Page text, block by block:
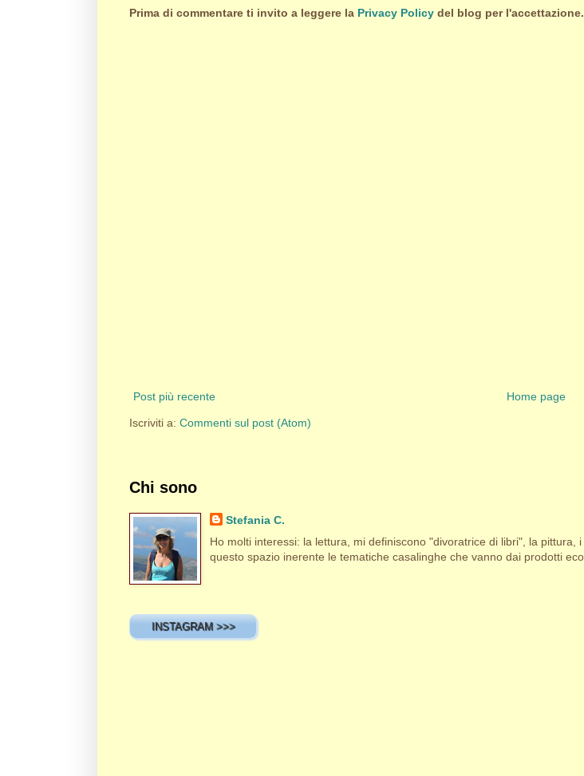
Prima di commentare ti invito a leggere la Privacy Policy del blog per l'accettazione.
Post più recente Home page
Iscriviti a: Commenti sul post (Atom)
Chi sono
Stefania C.
Ho molti interessi: la lettura, mi definiscono "divoratrice di libri", la pittura,
questo spazio inerente le tematiche casalinghe che vanno dai prodotti
INSTAGRAM >>>